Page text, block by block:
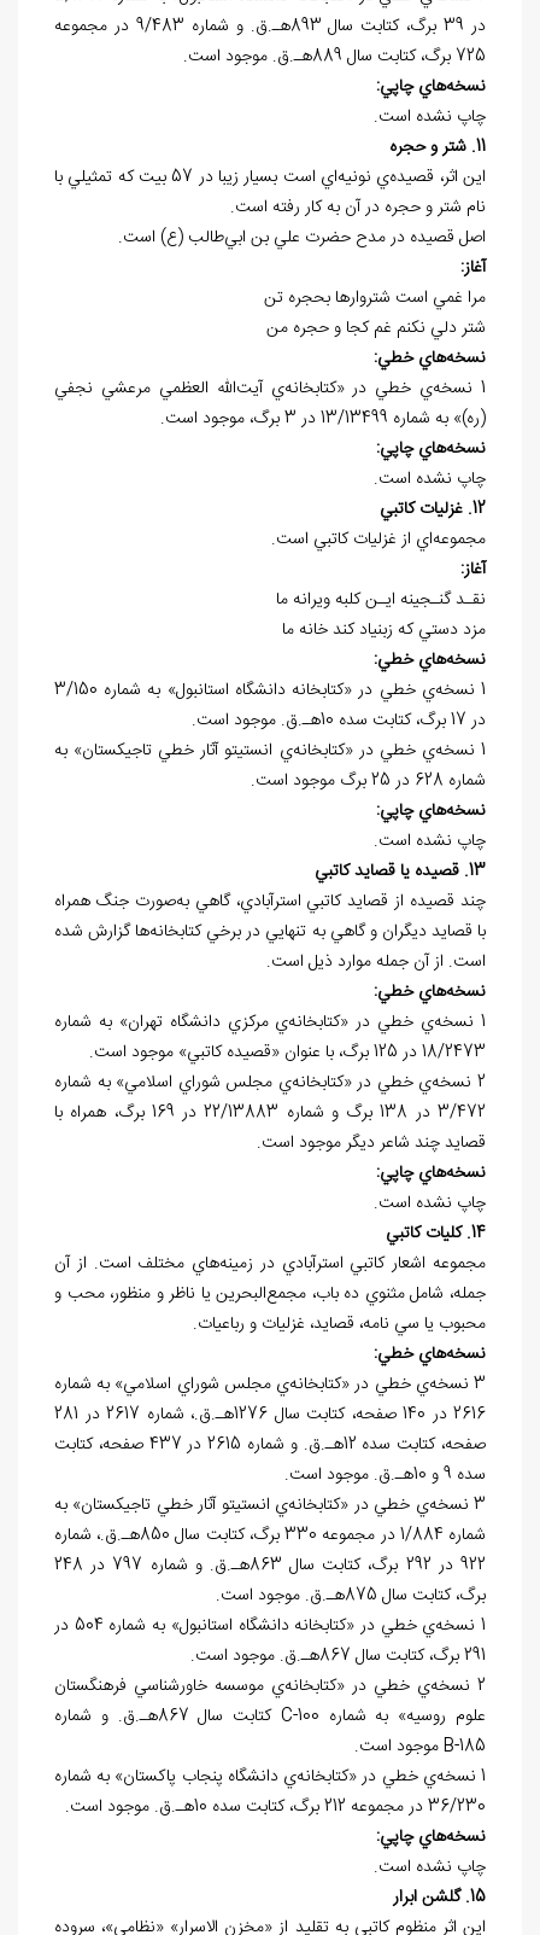
در 39 برگ، کتابت سال 893هـ.ق. و شماره 9/483 در مجموعه
725 برگ، کتابت سال 889هـ.ق. موجود است.
نسخههاي چاپي:
چاپ نشده است.
11. شتر و حجره
اين اثر، قصيده‌ي نونيه‌اي است بسيار زيبا در 57 بيت که تمثيلي با
نام شتر و حجره در آن به کار رفته است.
اصل قصيده در مدح حضرت علي بن ابي‌طالب (ع) است.
آغاز:
مرا غمي است شتروارها بحجره تن
شتر دلي نکنم غم کجا و حجره من
نسخههاي خطي:
1 نسخه‌ي خطي در «کتابخانه‌ي آيت‌الله العظمي مرعشي نجفي
(ره)» به شماره 13/13499 در 3 برگ، موجود است.
نسخههاي چاپي:
چاپ نشده است.
12. غزليات کاتبي
مجموعه‌اي از غزليات کاتبي است.
آغاز:
نقـد گنـجينه ايـن کلبه ويرانه‌ ما
مزد دستي که زبنياد کند خانه ما
نسخههاي خطي:
1 نسخه‌ي خطي در «کتابخانه دانشگاه استانبول» به شماره 3/150
در 17 برگ، کتابت سده 10هـ.ق. موجود است.
1 نسخه‌ي خطي در «کتابخانه‌ي انستيتو آثار خطي تاجيکستان» به
شماره 628 در 25 برگ موجود است.
نسخههاي چاپي:
چاپ نشده است.
13. قصيده يا قصايد کاتبي
چند قصيده از قصايد کاتبي استرآبادي، گاهي به‌صورت جنگ همراه
با قصايد ديگران و گاهي به تنهايي در برخي کتابخانه‌ها گزارش شده
است. از آن جمله موارد ذيل است.
نسخههاي خطي:
1 نسخه‌ي خطي در «کتابخانه‌ي مرکزي دانشگاه تهران» به شماره
18/2473 در 125 برگ، با عنوان «قصيده کاتبي» موجود است.
2 نسخه‌ي خطي در «کتابخانه‌ي مجلس شوراي اسلامي» به شماره
3/472 در 138 برگ و شماره 22/13883 در 169 برگ، همراه با
قصايد چند شاعر ديگر موجود است.
نسخههاي چاپي:
چاپ نشده است.
14. کليات کاتبي
مجموعه اشعار کاتبي استرآبادي در زمينه‌هاي مختلف است. از آن
جمله، شامل مثنوي ده باب، مجمع‌البحرين يا ناظر و منظور، محب و
محبوب يا سي نامه، قصايد، غزليات و رباعيات.
نسخههاي خطي:
3 نسخه‌ي خطي در «کتابخانه‌ي مجلس شوراي اسلامي» به شماره
2616 در 140 صفحه، کتابت سال 1276هـ.ق.، شماره 2617 در 281
صفحه، کتابت سده 12هـ.ق. و شماره 2615 در 437 صفحه، کتابت
سده 9 و 10هـ.ق. موجود است.
3 نسخه‌ي خطي در «کتابخانه‌ي انستيتو آثار خطي تاجيکستان» به
شماره 1/884 در مجموعه 330 برگ، کتابت سال 850هـ.ق.، شماره
922 در 292 برگ، کتابت سال 863هـ.ق. و شماره 797 در 248
برگ، کتابت سال 875هـ.ق. موجود است.
1 نسخه‌ي خطي در «کتابخانه دانشگاه استانبول» به شماره 504 در
291 برگ، کتابت سال 867هـ.ق. موجود است.
2 نسخه‌ي خطي در «کتابخانه‌ي موسسه خاورشناسي فرهنگستان
علوم روسيه» به شماره 100-
C
کتابت سال 867هـ.ق. و شماره
185-
Bموجود است.
1 نسخه‌ي خطي در «کتابخانه‌ي دانشگاه پنجاب پاکستان» به شماره
36/230 در مجموعه 212 برگ، کتابت سده 10هـ.ق. موجود است.
نسخههاي چاپي:
چاپ نشده است.
15. گلشن ابرار
اين اثر منظوم کاتبي به تقليد از «مخزن الاسرار» «نظامي»، سروده